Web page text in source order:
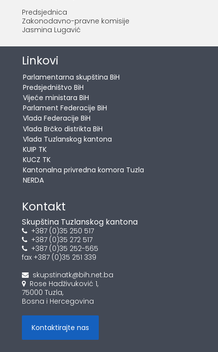
Predsjednica
Zakonodavno-pravne komisije
Jasmina Lugavić
Linkovi
Parlamentarna skupština BiH
Predsjedništvo BiH
Vijeće ministara BiH
Parlament Federacije BiH
Vlada Federacije BiH
Vlada Brčko distrikta BiH
Vlada Tuzlanskog kantona
KUIP TK
KUCZ TK
Kantonalna privredna komora Tuzla
NERDA
Kontakt
Skupština Tuzlanskog kantona
+387 (0)35 250 517
+387 (0)35 272 517
+387 (0)35 252-565
fax +387 (0)35 251 339
skupstinatk@bih.net.ba
Rose Hadživuković 1,
75000 Tuzla,
Bosna i Hercegovina
Kontaktirajte nas